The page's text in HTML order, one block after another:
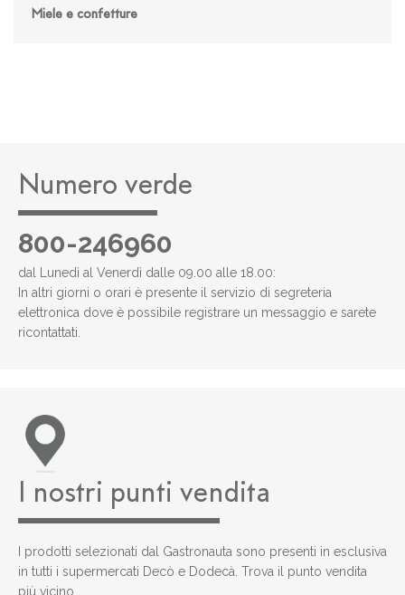
Miele e confetture
Numero verde
800-246960
dal Lunedì al Venerdì dalle 09.00 alle 18.00:
In altri giorni o orari è presente il servizio di segreteria
elettronica dove è possibile registrare un messaggio e sarete
ricontattati.
I nostri punti vendita
I prodotti selezionati dal Gastronauta sono presenti in esclusiva
in tutti i supermercati Decò e Dodecà. Trova il punto vendita
più vicino.